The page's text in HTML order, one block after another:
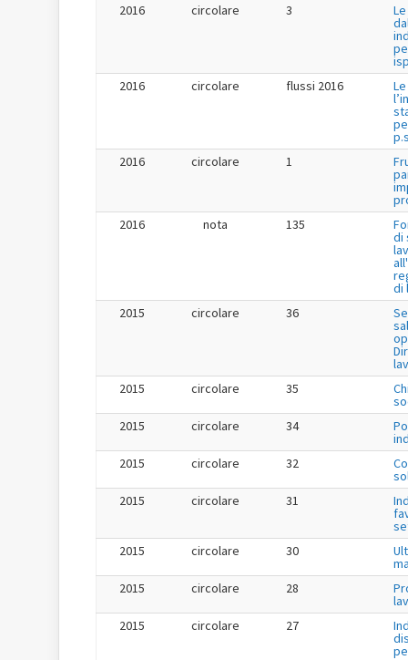
2016
circolare 3
2016
circolare flussi 2016
2016
circolare 1
2016
nota 135
di
di
2015
circolare 36
2015
circolare 35
2015
circolare 34
2015
circolare 32
2015
circolare 31
2015
circolare 30
2015
circolare 28
2015
circolare 27